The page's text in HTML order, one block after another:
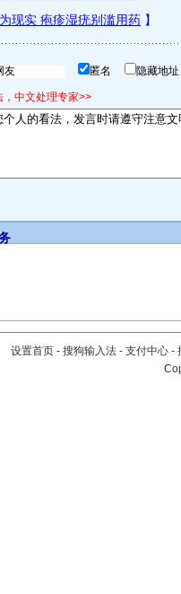
匿名 隐藏地
中文处理专家>>
设置首页 - 搜狗输入法 - 支付中心 -